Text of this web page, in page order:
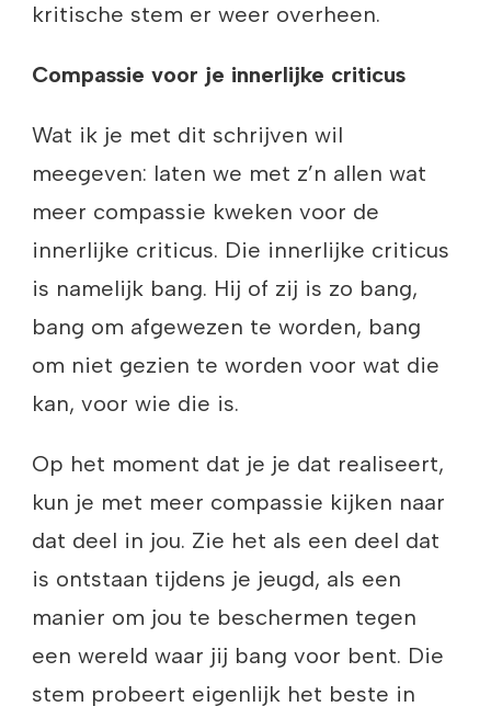
kritische stem er weer overheen.
Compassie voor je innerlijke criticus
Wat ik je met dit schrijven wil
meegeven: laten we met z’n allen wat
meer compassie kweken voor de
innerlijke criticus. Die innerlijke criticus
is namelijk bang. Hij of zij is zo bang,
bang om afgewezen te worden, bang
om niet gezien te worden voor wat die
kan, voor wie die is.
Op het moment dat je je dat realiseert,
kun je met meer compassie kijken naar
dat deel in jou. Zie het als een deel dat
is ontstaan tijdens je jeugd, als een
manier om jou te beschermen tegen
een wereld waar jij bang voor bent. Die
stem probeert eigenlijk het beste in